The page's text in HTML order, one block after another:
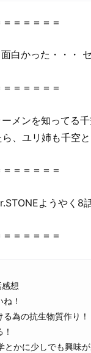
＝＝＝＝＝
白かった・・・
＝＝＝＝＝
メンを知ってる
、ユリ姉も千空
＝＝＝＝＝
.STONEようやく8
＝＝＝＝＝
想
！
る為の抗生物質作り！
とかに少しでも興味